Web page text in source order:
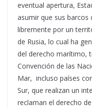
eventual apertura,
asumir que sus barcos
libremente por un
de Rusia, lo cual ha
del derecho marítimo,
Convención de las
Mar, incluso países
Sur, que realizan un
reclaman el derecho